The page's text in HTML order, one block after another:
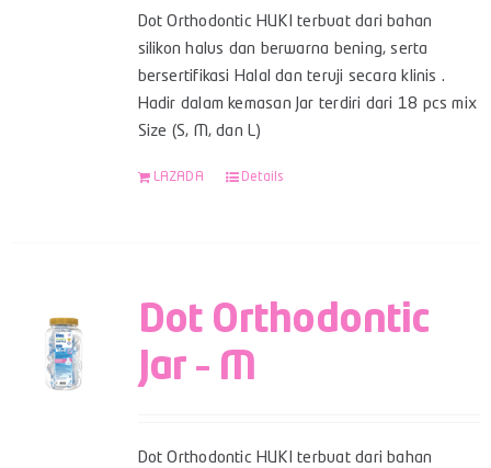
Dot Orthodontic HUKI terbuat dari bahan
silikon halus dan berwarna bening, serta
bersertifikasi Halal dan teruji secara klinis .
Hadir dalam kemasan Jar terdiri dari 18 pcs mix
Size (S, M, dan L)
LAZADA Details
Dot Orthodontic
Jar – M
Dot Orthodontic HUKI terbuat dari bahan